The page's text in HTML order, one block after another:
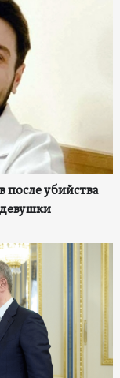
после убийства